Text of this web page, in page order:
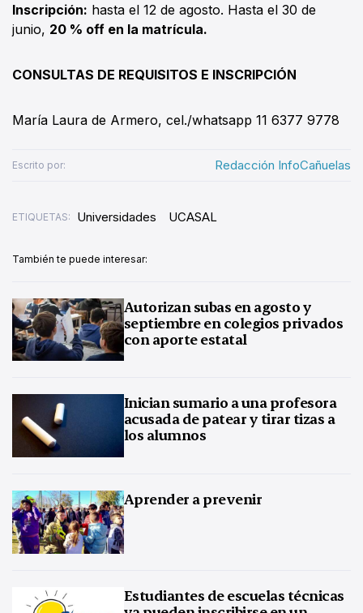
Inscripción: hasta el 12 de agosto. Hasta el 30 de
junio, 20 % off en la matrícula.
CONSULTAS DE REQUISITOS E INSCRIPCIÓN
María Laura de Armero, cel./whatsapp 11 6377 9778
Escrito por: Redacción InfoCañuelas
ETIQUETAS: Universidades UCASAL
También te puede interesar:
Autorizan subas en agosto y
septiembre en colegios privados
con aporte estatal
Inician sumario a una profesora
acusada de patear y tirar tizas a
los alumnos
Aprender a prevenir
Estudiantes de escuelas técnicas